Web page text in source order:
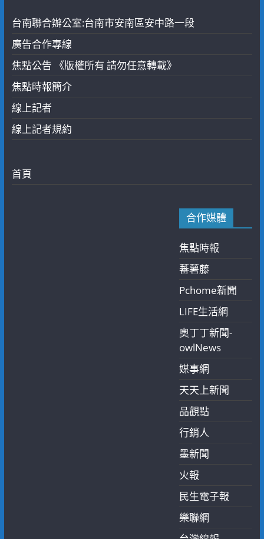
台南聯合辦公室:台南市安南區安中路一段
廣告合作專線
焦點公告 《版權所有 請勿任意轉載》
焦點時報簡介
線上記者
線上記者規約
首頁
合作媒體
焦點時報
蕃薯藤
Pchome新聞
LIFE生活網
奧丁丁新聞-
owlNews
媒事網
天天上新聞
品觀點
行銷人
墨新聞
火報
民生電子報
樂聯網